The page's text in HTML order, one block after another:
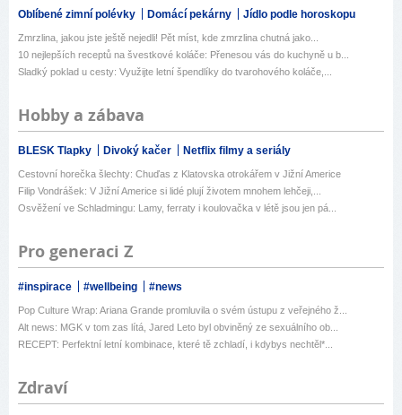
Oblíbené zimní polévky Domácí pekárny Jídlo podle horoskopu
Zmrzlina, jakou jste ještě nejedli! Pět míst, kde zmrzlina chutná jako...
10 nejlepších receptů na švestkové koláče: Přenesou vás do kuchyně u b...
Sladký poklad u cesty: Využijte letní špendlíky do tvarohového koláče,...
Hobby a zábava
BLESK Tlapky Divoký kačer Netflix filmy a seriály
Cestovní horečka šlechty: Chuďas z Klatovska otrokářem v Jižní Americe
Filip Vondrášek: V Jižní Americe si lidé plují životem mnohem lehčeji,...
Osvěžení ve Schladmingu: Lamy, ferraty i koulovačka v létě jsou jen pá...
Pro generaci Z
#inspirace #wellbeing #news
Pop Culture Wrap: Ariana Grande promluvila o svém ústupu z veřejného ž...
Alt news: MGK v tom zas lítá, Jared Leto byl obviněný ze sexuálního ob...
RECEPT: Perfektní letní kombinace, které tě zchladí, i kdybys nechtěl*...
Zdraví